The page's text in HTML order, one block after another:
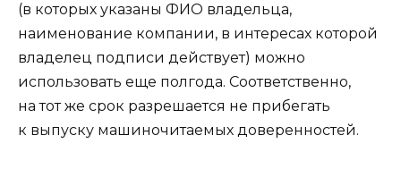
(в которых указаны ФИО владельца,
наименование компании, в интересах которой
владелец подписи действует) можно
использовать еще полгода. Соответственно,
на тот же срок разрешается не прибегать
к выпуску машиночитаемых доверенностей.